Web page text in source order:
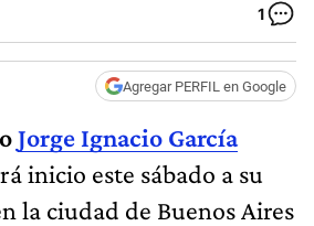
1
Agregar PERFIL en Google
Jorge Ignacio García
inicio este sábado a su
la ciudad de Buenos Aires